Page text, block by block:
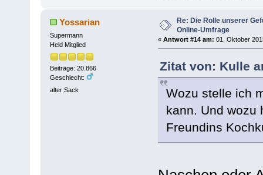
Yossarian
Supermann
Held Mitglied
Beiträge: 20.866
Geschlecht:
alter Sack
Re: Die Rolle unserer
Online-Umfrage
« Antwort #14 am: 01. Oktober
Zitat von: Kulle
Wozu stelle ich
kann. Und wozu
Freundins